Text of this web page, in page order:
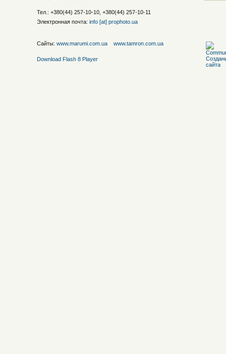
Тел.: +380(44) 257-10-10, +380(44) 257-10-11
Электронная почта: info [at] prophoto.ua
Сайты: www.marumi.com.ua www.tamron.com.ua
Download Flash 8 Player